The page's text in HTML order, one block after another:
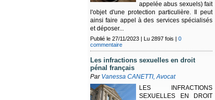
appelée abus sexuels) fait
l'objet d'une protection particulière. Il peut
ainsi faire appel à des services spécialisés
et déposer...
Publié le 27/11/2023 | Lu 2897 fois | 0
commentaire
Les infractions sexuelles en droit
pénal français
Par Vanessa CANETTI, Avocat
LES INFRACTIONS
SEXUELLES EN DROIT